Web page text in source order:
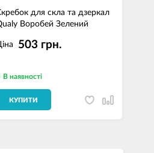
для скла та дзеркал
Воробей Зелений
503 грн.
В наявності
КУПИТИ